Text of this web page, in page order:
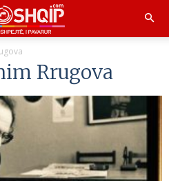
Rrugova